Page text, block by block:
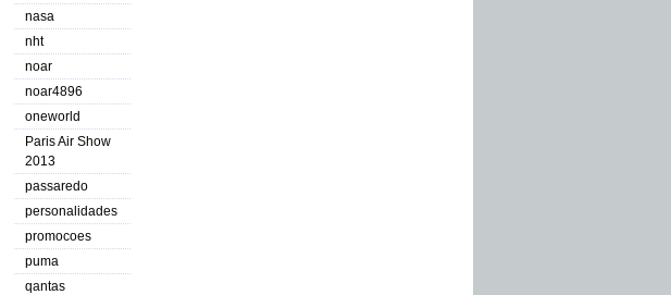
nasa
nht
noar
noar4896
oneworld
Paris Air Show
2013
passaredo
personalidades
promocoes
puma
qantas